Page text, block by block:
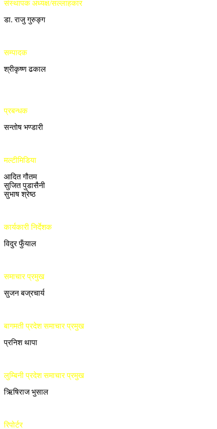
संस्थापक अध्यक्ष/सल्लाहकार
डा. राजु गुरुङ्ग
सम्पादक
श्रीकृष्ण ढकाल
प्रबन्धक
सन्तोष भण्डारी
मल्टीमिडिया
आदित गौतम
सुजित पुडासैनी
सुभाष श्रेष्ठ
कार्यकारी निर्देशक
विदुर फुँयाल
समाचार प्रमुख
सुजन बज्रचार्य
बागमती प्रदेश समाचार प्रमुख
प्रनिश थापा
लुम्बिनी प्रदेश समाचार प्रमुख
ऋिषिराज भुसाल
रिपोर्टर